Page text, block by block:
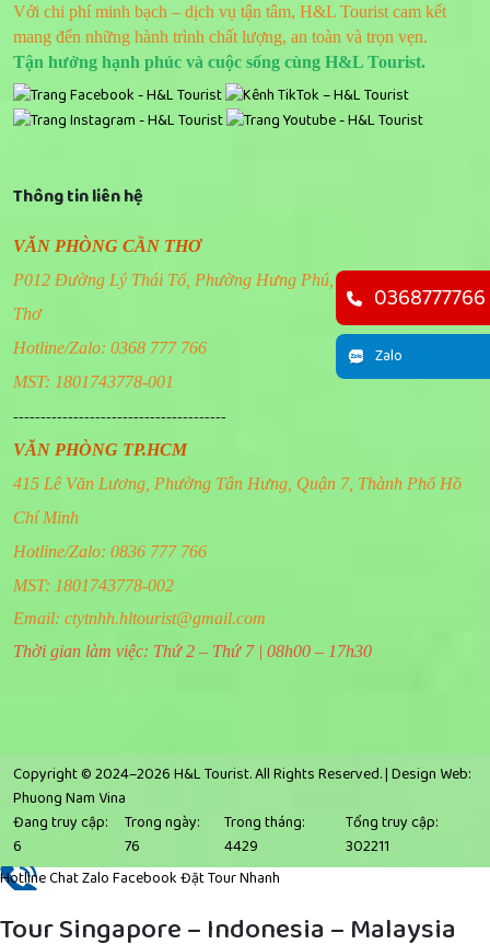
Với chi phí minh bạch – dịch vụ tận tâm, H&L Tourist cam kết
mang đến những hành trình chất lượng, an toàn và trọn vẹn.
Tận hưởng hạnh phúc và cuộc sống cùng H&L Tourist.
Thông tin liên hệ
VĂN PHÒNG CẦN THƠ
P012 Đường Lý Thái Tổ, Phường Hưng Phú, Thành Phố Cần
Thơ
Hotline/Zalo: 0368 777 766
MST: 1801743778-001
---------------------------------------
VĂN PHÒNG TP.HCM
415 Lê Văn Lương, Phường Tân Hưng, Quận 7, Thành Phố Hồ
Chí Minh
Hotline/Zalo: 0836 777 766
MST: 1801743778-002
Email: ctytnhh.hltourist@gmail.com
Thời gian làm việc: Thứ 2 – Thứ 7 | 08h00 – 17h30
Copyright © 2024–2026 H&L Tourist. All Rights Reserved. |Design Web:
Phuong Nam Vina
Đang truy cập:
6
Trong ngày:
76
Trong tháng:
4429
Tổng truy cập:
302211
0368777766
Zalo
HotlineChat ZaloFacebookĐặt Tour Nhanh
Tour Singapore – Indonesia – Malaysia